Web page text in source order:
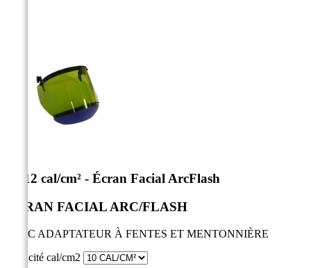
10-12 cal/cm² - Écran Facial ArcFlash
ÉCRAN FACIAL ARC/FLASH
AVEC ADAPTATEUR À FENTES ET MENTONNIÈRE
Capacité cal/cm2